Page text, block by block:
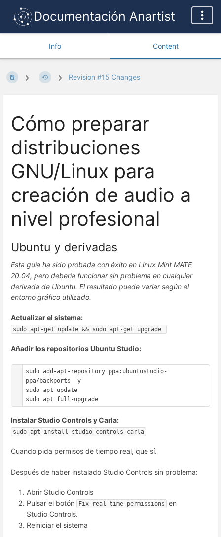
Documentación Anartist
Info Content
Revision #15 Changes
Cómo preparar
distribuciones
GNU/Linux para
creación de audio a
nivel profesional
Ubuntu y derivadas
Esta guía ha sido probada con éxito en Linux Mint MATE
20.04, pero debería funcionar sin problema en cualquier
derivada de Ubuntu. El resultado puede variar según el
entorno gráfico utilizado.
Actualizar el sistema:
sudo apt-get update && sudo apt-get upgrade
Añadir los repositorios Ubuntu Studio:
sudo add-apt-repository ppa:ubuntustudio-
ppa/backports -y
sudo apt update
Instalar Studio Controls y Carla:
sudo apt install studio-controls carla
Cuando pida permisos de tiempo real, que sí.
Después de haber instalado Studio Controls sin problema:
Abrir Studio Controls
Pulsar el botón
Fix real time permissions
en
Studio Controls.
Reiniciar el sistema